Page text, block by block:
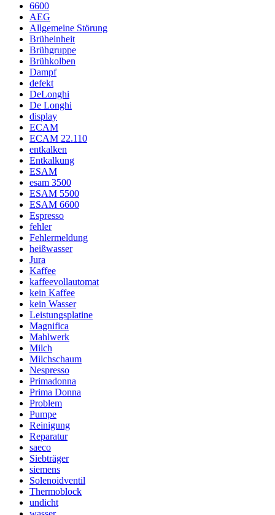
6600
AEG
Allgemeine Störung
Brüheinheit
Brühgruppe
Brühkolben
Dampf
defekt
DeLonghi
De Longhi
display
ECAM
ECAM 22.110
entkalken
Entkalkung
ESAM
esam 3500
ESAM 5500
ESAM 6600
Espresso
fehler
Fehlermeldung
heißwasser
Jura
Kaffee
kaffeevollautomat
kein Kaffee
kein Wasser
Leistungsplatine
Magnifica
Mahlwerk
Milch
Milchschaum
Nespresso
Primadonna
Prima Donna
Problem
Pumpe
Reinigung
Reparatur
saeco
Siebträger
siemens
Solenoidventil
Thermoblock
undicht